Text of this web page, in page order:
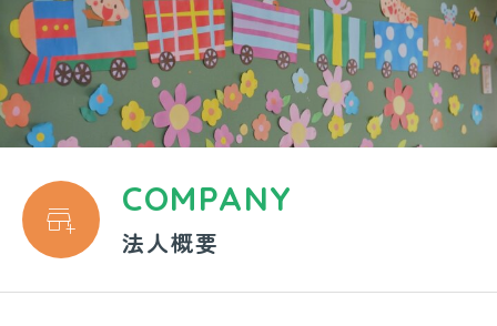
 COMPANY
法人概要